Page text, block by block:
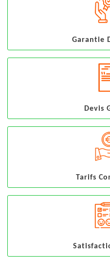
Garantie
Devis
Tarifs